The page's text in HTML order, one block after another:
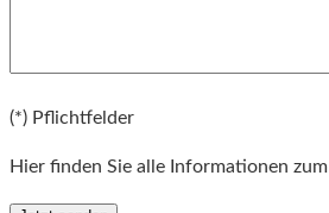
(*) Pflichtfelder
Hier finden Sie alle Informationen zum